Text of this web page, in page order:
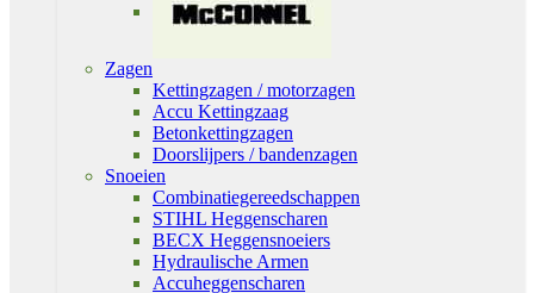
Zagen
Kettingzagen / motorzagen
Accu Kettingzaag
Betonkettingzagen
Doorslijpers / bandenzagen
Snoeien
Combinatiegereedschappen
STIHL Heggenscharen
BECX Heggensnoeiers
Hydraulische Armen
Accuheggenscharen